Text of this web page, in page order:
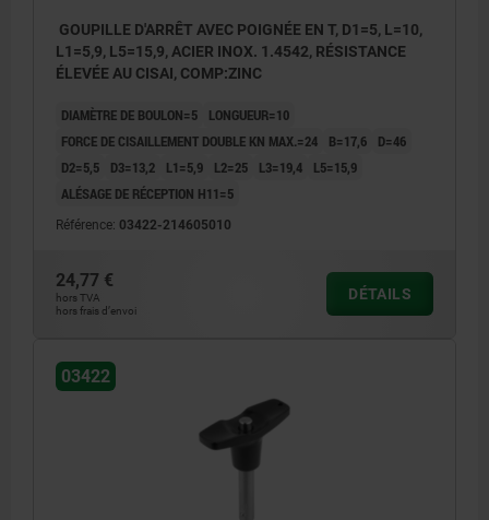
GOUPILLE D'ARRÊT AVEC POIGNÉE EN T, D1=5, L=10,
L1=5,9, L5=15,9, ACIER INOX. 1.4542, RÉSISTANCE
ÉLEVÉE AU CISAI, COMP:ZINC
DIAMÈTRE DE BOULON=5
LONGUEUR=10
FORCE DE CISAILLEMENT DOUBLE KN MAX.=24
B=17,6
D=46
D2=5,5
D3=13,2 L1=5,9 L2=25 L3=19,4
L5=15,9
ALÉSAGE DE RÉCEPTION H11=5
Référence: 03422-214605010
24,77 €
hors TVA
hors frais d’envoi
DÉTAILS
03422